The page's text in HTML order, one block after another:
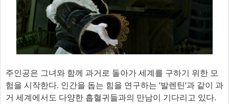
주인공은 그녀와 함께 과거로 돌아가 세계를 구하기 위한 모
험을 시작한다. 인간을 돕는 힘을 연구하는 '발렌틴'과 같이 과
거 세계에서도 다양한 흡혈귀들과의 만남이 기다리고 있다.